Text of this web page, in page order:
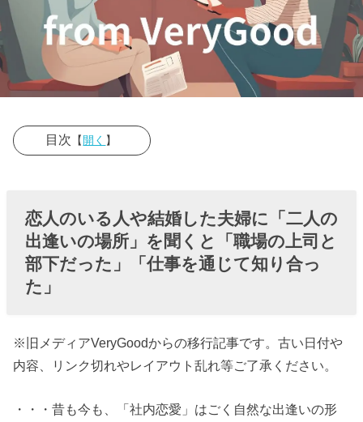
目次 【開く 】
婦に「二人の
出逢いの場
所」を聞くと
「職場の上司
た」「仕事を
通じて知り合
恋人のいる人や結婚した夫婦に「二人の
出逢いの場所」を聞くと「職場の上司と
部下だった」「仕事を通じて知り合っ
た」
※旧メディアVeryGoodからの移行記事です。古い日付や
内容、リンク切れやレイアウト乱れ等ご了承ください。
・・・昔も今も、「社内恋愛」はごく自然な出逢いの形